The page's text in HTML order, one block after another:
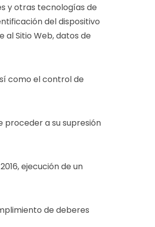
y otras tecnologías de
del dispositivo
Sitio Web, datos de
como el control de
proceder a su supresión
ejecución de un
de deberes